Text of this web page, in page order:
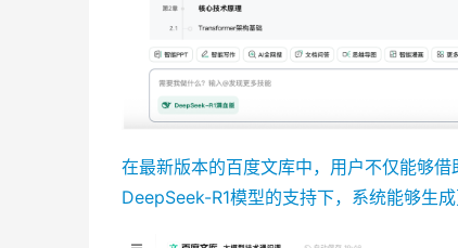
在最新版本的百度文库中，用户不仅能够
DeepSeek-R1模型的支持下，系统能够生成